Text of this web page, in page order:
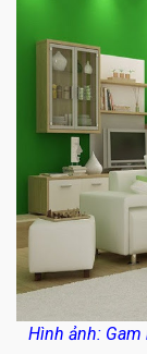
Hình ảnh: